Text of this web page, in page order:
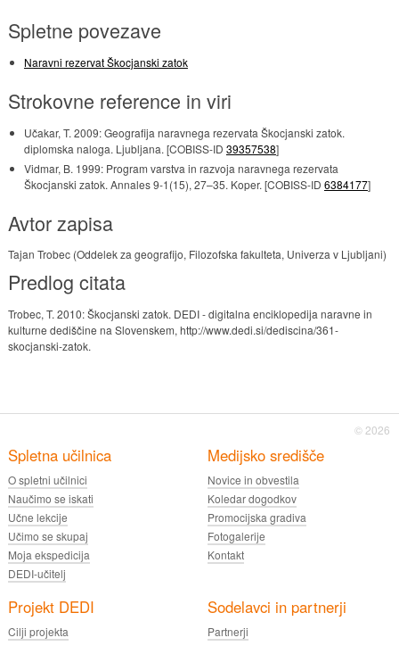
Spletne povezave
Naravni rezervat Škocjanski zatok
Strokovne reference in viri
Učakar, T. 2009: Geografija naravnega rezervata Škocjanski zatok.
diplomska naloga. Ljubljana. [COBISS-ID 39357538]
Vidmar, B. 1999: Program varstva in razvoja naravnega rezervata
Škocjanski zatok. Annales 9-1(15), 27–35. Koper. [COBISS-ID 6384177]
Avtor zapisa
Tajan Trobec (Oddelek za geografijo, Filozofska fakulteta, Univerza v Ljubljani)
Predlog citata
Trobec, T. 2010: Škocjanski zatok. DEDI - digitalna enciklopedija naravne in
kulturne dediščine na Slovenskem, http://www.dedi.si/dediscina/361-
skocjanski-zatok.
© 2026
Spletna učilnica
O spletni učilnici
Naučimo se iskati
Učne lekcije
Učimo se skupaj
Moja ekspedicija
DEDI-učitelj
Medijsko središče
Novice in obvestila
Koledar dogodkov
Promocijska gradiva
Fotogalerije
Kontakt
Projekt DEDI
Cilji projekta
Sodelavci in partnerji
Partnerji